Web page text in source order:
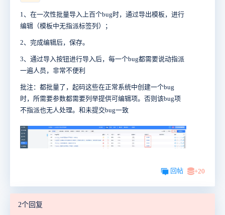
1、在一次性批量导入上百个bug时，通过导出模板，进行
编辑（模板中无指派标签列）；
2、完成编辑后，保存。
3、通过导入按钮进行导入后，每一个bug都需要说动指派
一遍人员，非常不便利
批注：都批量了，起码这些在正常系统中创建一个bug
时，所需要参数都需要列举提供可编辑项。否则该bug项
不指派也无人处理。和未提交bug一致
回帖 +20
2个回复